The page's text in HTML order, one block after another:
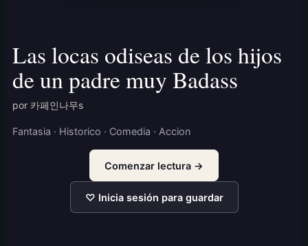
Las locas odiseas de los hijos
de un padre muy Badass
por 카페인나무s
Fantasia · Historico · Comedia · Accion
Comenzar lectura →
♡ Inicia sesión para guardar